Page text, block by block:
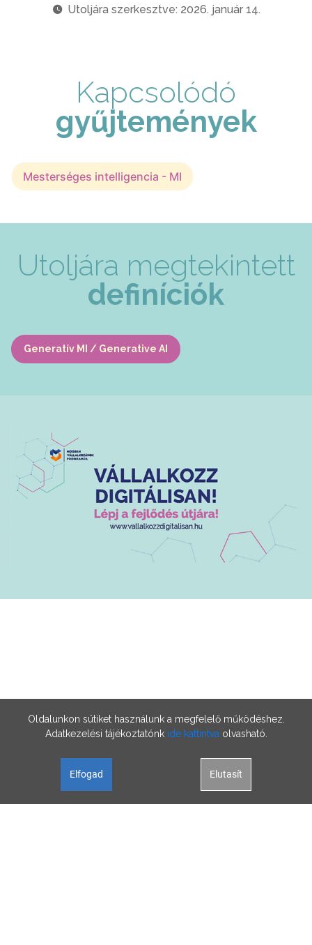
Utoljára szerkesztve: 2026. január 14.
Kapcsolódó
gyűjtemények
Mesterséges intelligencia - MI
Utoljára megtekintett
definíciók
Generatív MI / Generative AI
Oldalunkon sütiket használunk a megfelelő működéshez.
Adatkezelési tájékoztatónk ide kattintva olvasható.
Elfogad Elutasít